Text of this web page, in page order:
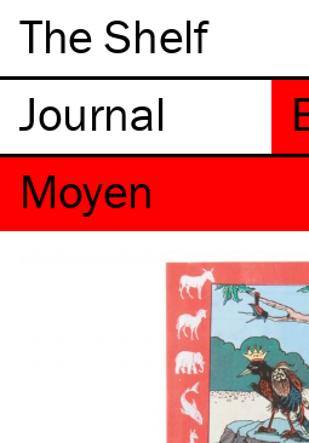
The Shelf
moyen